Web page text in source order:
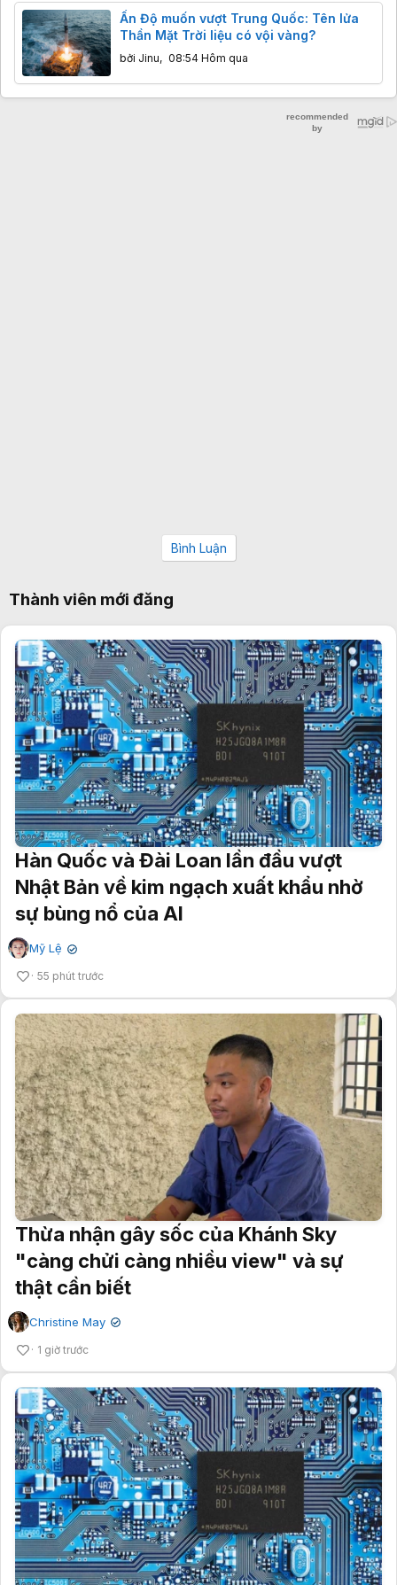
Ấn Độ muốn vượt Trung Quốc: Tên lửa
Thần Mặt Trời liệu có vội vàng?
bởi Jinu, 08:54 Hôm qua
Bình Luận
Thành viên mới đăng
Hàn Quốc và Đài Loan lần đầu vượt
Nhật Bản về kim ngạch xuất khẩu nhờ
sự bùng nổ của AI
Mỹ Lệ ✔
55 phút trước
Thừa nhận gây sốc của Khánh Sky
"càng chửi càng nhiều view" và sự
thật cần biết
Christine May ✔
1 giờ trước